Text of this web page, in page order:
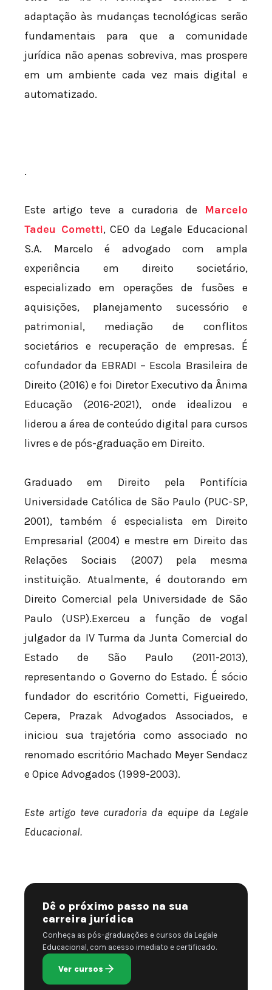
adaptação às mudanças tecnológicas serão
fundamentais para que a comunidade
jurídica não apenas sobreviva, mas prospere
em um ambiente cada vez mais digital e
automatizado.
.
Este artigo teve a curadoria de Marcelo
Tadeu Cometti, CEO da Legale Educacional
S.A. Marcelo é advogado com ampla
experiência em direito societário,
especializado em operações de fusões e
aquisições, planejamento sucessório e
patrimonial, mediação de conflitos
societários e recuperação de empresas. É
cofundador da EBRADI – Escola Brasileira de
Direito (2016) e foi Diretor Executivo da Ânima
Educação (2016-2021), onde idealizou e
liderou a área de conteúdo digital para cursos
livres e de pós-graduação em Direito.
Graduado em Direito pela Pontifícia
Universidade Católica de São Paulo (PUC-SP,
2001), também é especialista em Direito
Empresarial (2004) e mestre em Direito das
Relações Sociais (2007) pela mesma
instituição. Atualmente, é doutorando em
Direito Comercial pela Universidade de São
Paulo (USP).Exerceu a função de vogal
julgador da IV Turma da Junta Comercial do
Estado de São Paulo (2011-2013),
representando o Governo do Estado. É sócio
fundador do escritório Cometti, Figueiredo,
Cepera, Prazak Advogados Associados, e
iniciou sua trajetória como associado no
renomado escritório Machado Meyer Sendacz
e Opice Advogados (1999-2003).
Este artigo teve curadoria da equipe da Legale
Educacional.
Dê o próximo passo na sua
carreira jurídica
Conheça as pós-graduações e cursos da Legale
Educacional, com acesso imediato e certificado.
Ver cursos